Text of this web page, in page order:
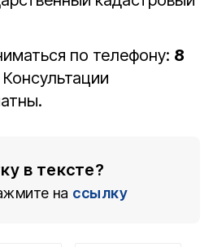
по телефону: 8
Консультации
в тексте?
на ссылку